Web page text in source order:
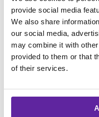
provide social media
We also share
our social media,
may combine it with
provided to them or that
of their services.
Lidt er
ingenting
Sidder du og
For så betyder
findes flere